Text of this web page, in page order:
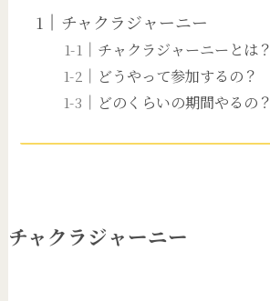
チャクラジャーニー
チャクラジャーニーとは？
どうやって参加するの？
どのくらいの期間やるの？
チャクラジャーニー